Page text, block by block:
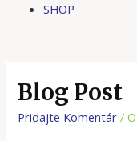
SHOP
Blog Post
Pridajte Komentár /